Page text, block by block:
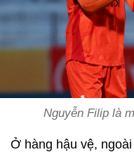
Nguyễn Filip là
Ở hàng hậu vệ,